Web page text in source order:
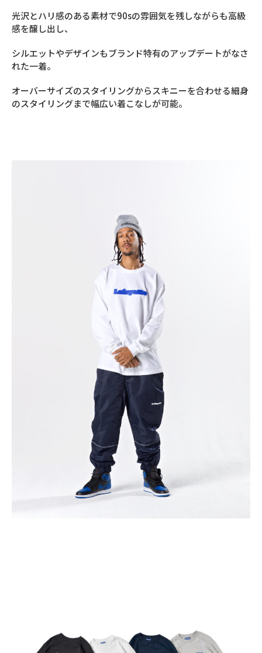
光沢とハリ感のある素材で90sの雰囲気を残しながらも高級
感を醸し出し、
シルエットやデザインもブランド特有のアップデートがなさ
れた一着。
オーバーサイズのスタイリングからスキニーを合わせる細身
のスタイリングまで幅広い着こなしが可能。